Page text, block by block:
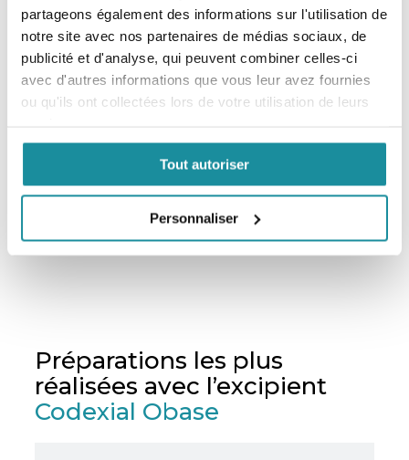
partageons également des informations sur l'utilisation de
notre site avec nos partenaires de médias sociaux, de
publicité et d'analyse, qui peuvent combiner celles-ci
avec d'autres informations que vous leur avez fournies
ou qu'ils ont collectées lors de votre utilisation de leurs
Tout autoriser
Personnaliser
Spécialisé dans le sur-mesure des soins et des
traitements pour la peau, le laboratoire Codexial est
aujourd’hui le leader français des excipients
dermatologiques pour préparations magistrales. Ses
nombreux médecins. Pour toute demande, n'hésitez
pas à nous contacter directement en cliquant ci-
dessous.
Contactez-nous
Préparations les plus
réalisées avec l’excipient
Codexial Obase